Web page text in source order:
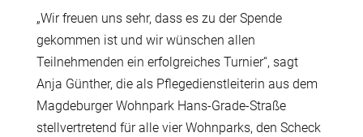
„Wir freuen uns sehr, dass es zu der Spende
gekommen ist und wir wünschen allen
Teilnehmenden ein erfolgreiches Turnier“, sagt
Anja Günther, die als Pflegedienstleiterin aus dem
Magdeburger Wohnpark Hans-Grade-Straße
stellvertretend für alle vier Wohnparks, den Scheck